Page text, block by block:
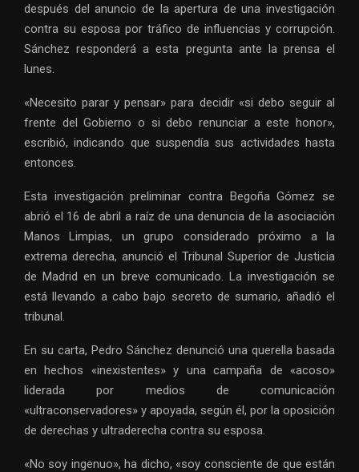
después del anuncio de la apertura de una investigación
contra su esposa por tráfico de influencias y corrupción.
Sánchez responderá a esta pregunta ante la prensa el
lunes.
«Necesito parar y pensar» para decidir «si debo seguir al
frente del Gobierno o si debo renunciar a este honor»,
escribió, indicando que suspendía sus actividades hasta
entonces.
Esta investigación preliminar contra Begoña Gómez se
abrió el 16 de abril a raíz de una denuncia de la asociación
Manos Limpias, un grupo considerado próximo a la
extrema derecha, anunció el Tribunal Superior de Justicia
de Madrid en un breve comunicado. La investigación se
está llevando a cabo bajo secreto de sumario, añadió el
tribunal.
En su carta, Pedro Sánchez denunció una querella basada
en hechos «inexistentes» y una campaña de «acoso»
liderada por medios de comunicación
«ultraconservadores» y apoyada, según él, por la oposición
de derechas y ultraderecha contra su esposa.
«No soy ingenuo», ha dicho, «soy consciente de que están